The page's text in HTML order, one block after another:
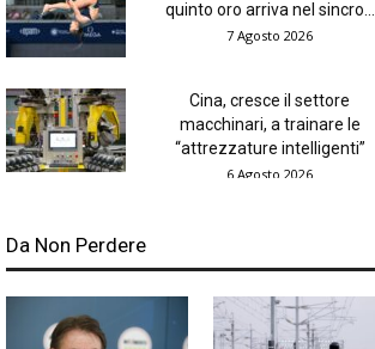
quinto oro arriva nel sincro...
7 Agosto 2026
Cina, cresce il settore
macchinari, a trainare le
“attrezzature intelligenti”
6 Agosto 2026
Da Non Perdere